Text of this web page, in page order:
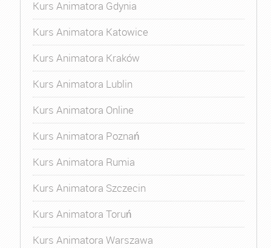
Kurs Animatora Gdynia
Kurs Animatora Katowice
Kurs Animatora Kraków
Kurs Animatora Lublin
Kurs Animatora Online
Kurs Animatora Poznań
Kurs Animatora Rumia
Kurs Animatora Szczecin
Kurs Animatora Toruń
Kurs Animatora Warszawa